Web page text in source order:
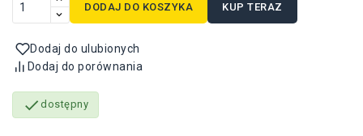
DODAJ DO KOSZYKA KUP TERAZ
Dodaj do ulubionych
Dodaj do porównania
 dostępny